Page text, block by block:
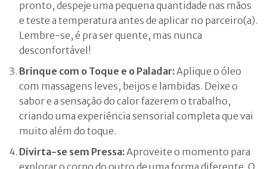
pronto, despeje uma pequena quantidade nas mãos
e teste a temperatura antes de aplicar no parceiro(a).
Lembre-se, é pra ser quente, mas nunca
desconfortável!
Brinque com o Toque e o Paladar:Aplique o óleo
com massagens leves, beijos e lambidas. Deixe o
sabor e a sensação do calor fazerem o trabalho,
criando uma experiência sensorial completa que vai
muito além do toque.
Divirta-se sem Pressa:Aproveite o momento para
explorar o corpo do outro de uma forma diferente. O